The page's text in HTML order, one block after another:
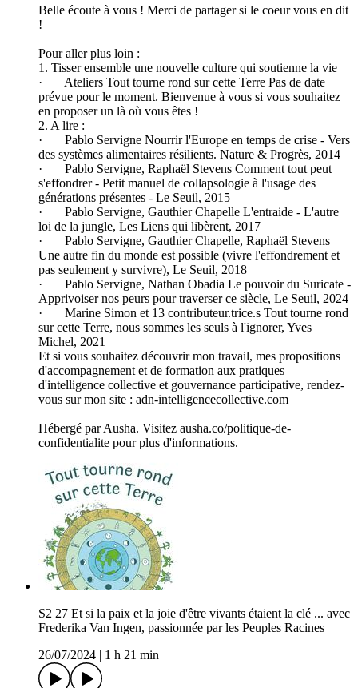
Belle écoute à vous ! Merci de partager si le coeur vous en dit
!
Pour aller plus loin :
1. Tisser ensemble une nouvelle culture qui soutienne la vie
· Ateliers Tout tourne rond sur cette Terre Pas de date
prévue pour le moment. Bienvenue à vous si vous souhaitez
en proposer un là où vous êtes !
2. A lire :
· Pablo Servigne Nourrir l'Europe en temps de crise - Vers
des systèmes alimentaires résilients. Nature & Progrès, 2014
· Pablo Servigne, Raphaël Stevens Comment tout peut
s'effondrer - Petit manuel de collapsologie à l'usage des
générations présentes - Le Seuil, 2015
· Pablo Servigne, Gauthier Chapelle L'entraide - L'autre
loi de la jungle, Les Liens qui libèrent, 2017
· Pablo Servigne, Gauthier Chapelle, Raphaël Stevens
Une autre fin du monde est possible (vivre l'effondrement et
pas seulement y survivre), Le Seuil, 2018
· Pablo Servigne, Nathan Obadia Le pouvoir du Suricate -
Apprivoiser nos peurs pour traverser ce siècle, Le Seuil, 2024
· Marine Simon et 13 contributeur.trice.s Tout tourne rond
sur cette Terre, nous sommes les seuls à l'ignorer, Yves
Michel, 2021
Et si vous souhaitez découvrir mon travail, mes propositions
d'accompagnement et de formation aux pratiques
d'intelligence collective et gouvernance participative, rendez-
vous sur mon site : adn-intelligencecollective.com
Hébergé par Ausha. Visitez ausha.co/politique-de-
confidentialite pour plus d'informations.
S2 27 Et si la paix et la joie d'être vivants étaient la clé ... avec
Frederika Van Ingen, passionnée par les Peuples Racines
26/07/2024
1 h 21 min